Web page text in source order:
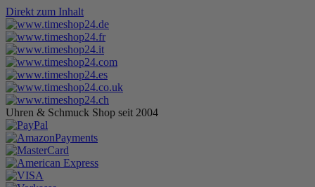
Direkt zum Inhalt
Uhren & Schmuck Shop seit 2004